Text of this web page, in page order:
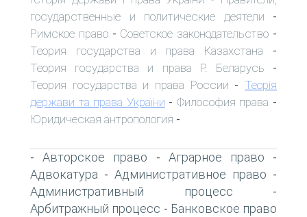
государственные и политические деятели -
Римское право- Советское законодательство -
Теория государства и права Казахстана -
Теория государства и права Р. Беларусь -
Теория государства и права России - Теорія
держави та права України - Философия права -
Юридическая антропология -
-Авторское право - Аграрное право -
Адвокатура - Административное право -
Административный процесс -
Арбитражный процесс - Банковское право